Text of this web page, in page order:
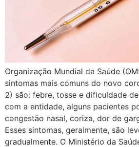
Organização Mundial da Saúde
sintomas mais comuns do novo
2) são: febre, tosse e dificuldade
com a entidade, alguns pacientes
congestão nasal, coriza, dor de
Esses sintomas, geralmente, são
gradualmente. O Ministério da